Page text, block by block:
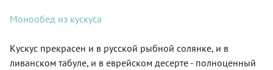
Монообед из кускуса
Кускус прекрасен и в русской рыбной солянке, и в
ливанском табуле, и в еврейском десерте - полноценный